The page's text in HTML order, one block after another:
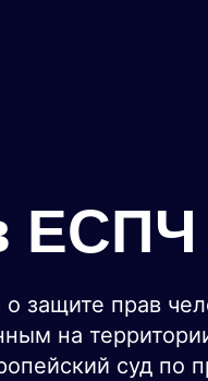
ЕСПЧ
защите прав
на
суд по